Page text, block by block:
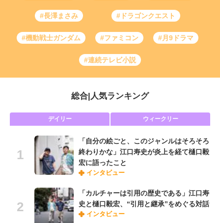
#長澤まさみ #ドラゴンクエスト
#機動戦士ガンダム #ファミコン #月9ドラマ
#連続テレビ小説
総合 人気ランキング
デイリー ウィークリー
「自分の絵ごと、このジャンルはそろそろ
終わりかな」江口寿史が炎上を経て樋口毅
宏に語ったこと
インタビュー
「カルチャーは引用の歴史である」江口寿
史と樋口毅宏、“引用と継承”をめぐる対話
インタビュー